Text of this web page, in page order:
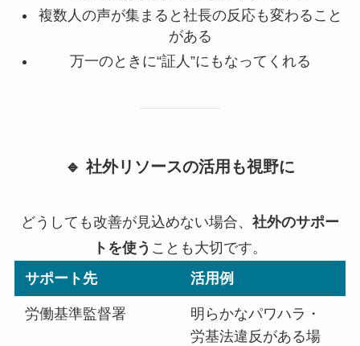
複数人の声が集まると社長の反応も変わること
がある
万一のときに“証人”にもなってくれる
🔹 社外リソースの活用も視野に
どうしても改善が見込めない場合、 社外のサポー
トを使う ことも大切です。
サポート先
活用例
労働基準監督署
明らかなパワハラ・
労基法違反がある場